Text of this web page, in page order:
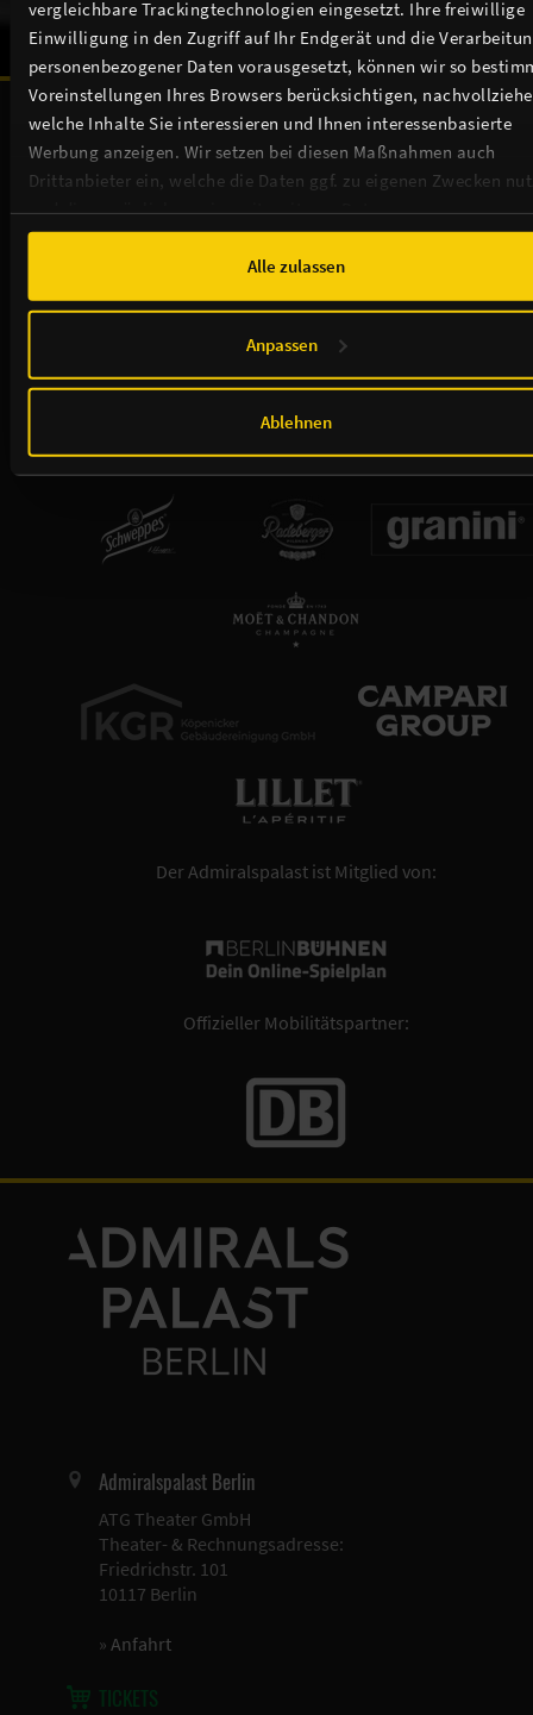
vergleichbare Trackingtechnologien eingesetzt. Ihre freiwillige
Einwilligung in den Zugriff auf Ihr Endgerät und die
personenbezogener Daten vorausgesetzt, können wir so
Voreinstellungen Ihres Browsers berücksichtigen,
welche Inhalte Sie interessieren und Ihnen interessenbasierte
Werbung anzeigen. Wir setzen bei diesen Maßnahmen auch
Drittanbieter ein, welche die Daten ggf. zu eigenen Zwecken
und diese möglicherweise mit weiteren Daten zusammen
führen. Weitere Informationen, insbesondere zur Speicherdauer,
Cookie-Erklärungsowie zur Verarbeitung,
insbesondere zu Ihren Widerrufsmöglichkeiten und weiteren
Alle zulassen
Anpassen
Ablehnen
Unsere Sponsoren & Partnerschaften:
Der Admiralspalast ist Mitglied von:
Offizieller Mobilitätspartner:
Admiralspalast Berlin
ATG Theater GmbH
Theater- & Rechnungsadresse:
Friedrichstr. 101
10117 Berlin
» Anfahrt
TICKETS